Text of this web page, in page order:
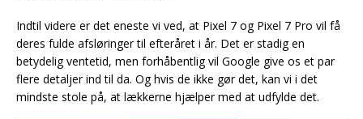
Indtil videre er det eneste vi ved, at Pixel 7 og Pixel 7 Pro vil få
deres fulde afsløringer til efteråret i år. Det er stadig en
betydelig ventetid, men forhåbentlig vil Google give os et par
flere detaljer ind til da. Og hvis de ikke gør det, kan vi i det
mindste stole på, at lækkerne hjælper med at udfylde det.